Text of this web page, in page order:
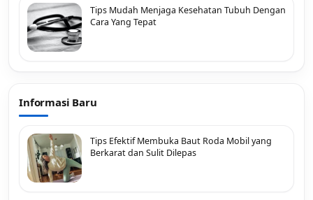
Tips Mudah Menjaga Kesehatan Tubuh Dengan
Cara Yang Tepat
Informasi Baru
Tips Efektif Membuka Baut Roda Mobil yang
Berkarat dan Sulit Dilepas